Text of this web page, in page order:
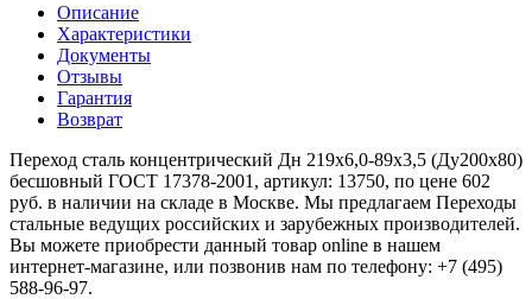
Описание
Характеристики
Документы
Отзывы
Гарантия
Возврат
Переход сталь концентрический Дн 219х6,0-89х3,5 (Ду200х80)
бесшовный ГОСТ 17378-2001, артикул: 13750, по цене 602
руб. в наличии на складе в Москве. Мы предлагаем Переходы
стальные ведущих российских и зарубежных производителей.
Вы можете приобрести данный товар online в нашем
интернет-магазине, или позвонив нам по телефону: +7 (495)
588-96-97.